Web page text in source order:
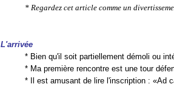
* Regardez cet article comme un
L'arrivée
* Bien qu'il soit partiellement démoli ou
* Ma première rencontre est une tour
* Il est amusant de lire l'inscription : «Ad